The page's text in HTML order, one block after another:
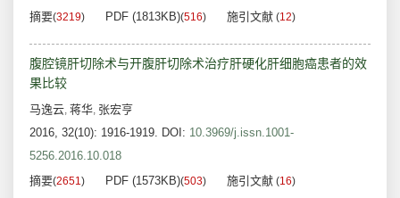
摘要(3219) PDF (1813KB)(516) 施引文献 (12)
腹腔镜肝切除术与开腹肝切除术治疗肝硬化肝细胞癌患者的效
果比较
马逸云, 蒋华, 张宏亨
2016, 32(10): 1916-1919. DOI: 10.3969/j.issn.1001-
5256.2016.10.018
摘要(2651) PDF (1573KB)(503) 施引文献 (16)